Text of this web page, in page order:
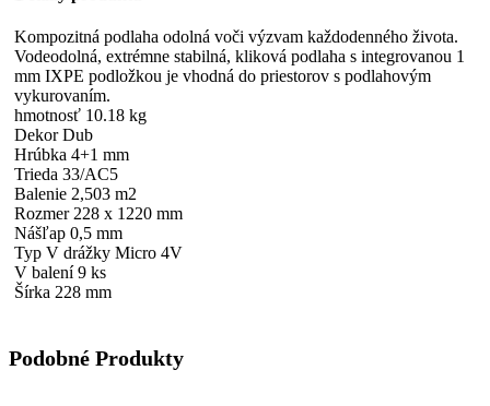
Kompozitná podlaha odolná voči výzvam každodenného života.
Vodeodolná, extrémne stabilná, kliková podlaha s integrovanou 1
mm IXPE podložkou je vhodná do priestorov s podlahovým
vykurovaním.
hmotnosť 10.18 kg
Dekor Dub
Hrúbka 4+1 mm
Trieda 33/AC5
Balenie 2,503 m2
Rozmer 228 x 1220 mm
Nášľap 0,5 mm
Typ V drážky Micro 4V
V balení 9 ks
Šírka 228 mm
Podobné Produkty